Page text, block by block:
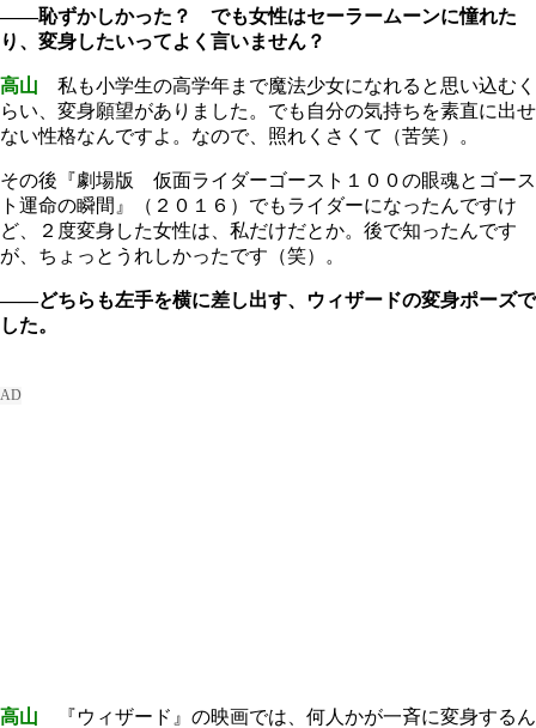
――恥ずかしかった？ でも女性はセーラームーンに憧れた
り、変身したいってよく言いません？
高山 私も小学生の高学年まで魔法少女になれると思い込むく
らい、変身願望がありました。でも自分の気持ちを素直に出せ
ない性格なんですよ。なので、照れくさくて（苦笑）。
その後『劇場版 仮面ライダーゴースト１００の眼魂とゴース
ト運命の瞬間』（２０１６）でもライダーになったんですけ
ど、２度変身した女性は、私だけだとか。後で知ったんです
が、ちょっとうれしかったです（笑）。
――どちらも左手を横に差し出す、ウィザードの変身ポーズで
した。
高山 『ウィザード』の映画では、何人かが一斉に変身するん